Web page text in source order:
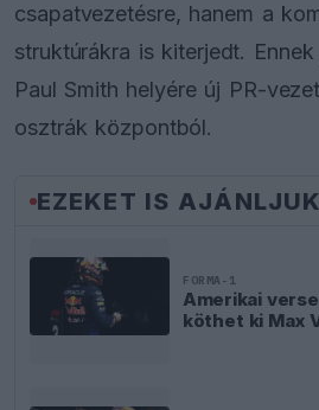
csapatvezetésre, hanem a
struktúrákra is kiterjedt.
Paul Smith helyére új PR-
osztrák központból.
EZEKET IS AJÁNLJUK
FORMA-1
Amerikai
köthet ki Max